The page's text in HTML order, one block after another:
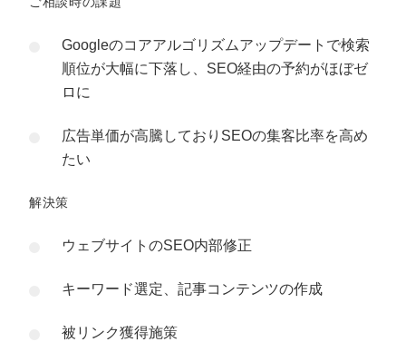
Googleのコアアルゴリズムアップデートで検索
順位が大幅に下落し、SEO経由の予約がほぼゼ
ロに
広告単価が高騰しておりSEOの集客比率を高め
たい
解決策
ウェブサイトのSEO内部修正
キーワード選定、記事コンテンツの作成
被リンク獲得施策